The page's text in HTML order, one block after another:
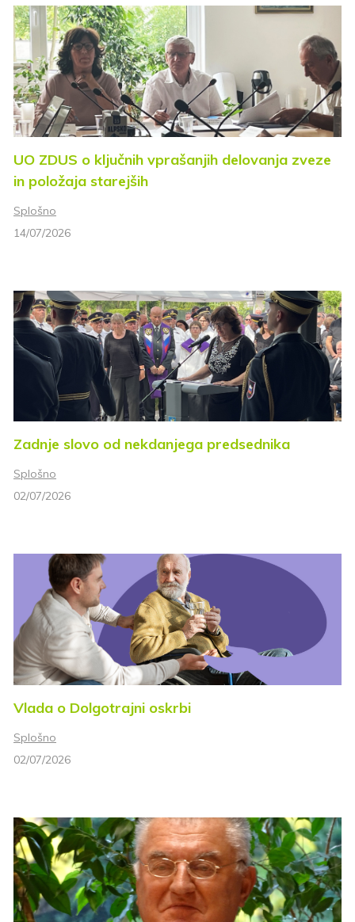
UO ZDUS o ključnih vprašanjih delovanja zveze
in položaja starejših
Splošno
14/07/2026
Zadnje slovo od nekdanjega predsednika
Splošno
02/07/2026
Vlada o Dolgotrajni oskrbi
Splošno
02/07/2026
Prijava na e-novice
Vaš elektronski naslov*